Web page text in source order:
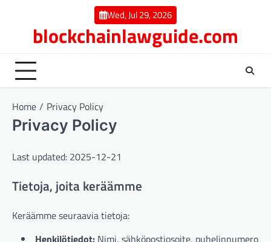
Wed, Jul 29, 2026
blockchainlawguide.com
Home Privacy Policy
Privacy Policy
Last updated: 2025-12-21
Tietoja, joita keräämme
Keräämme seuraavia tietoja:
Henkilötiedot: Nimi, sähköpostiosoite, puhelinnumero